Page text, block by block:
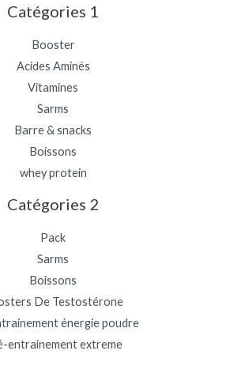
Catégories 1
Booster
Acides Aminés
Vitamines
Sarms
Barre & snacks
Boissons
whey protein
Catégories 2
Pack
Sarms
Boissons
De Testostérone
énergie poudre
entrainement extreme